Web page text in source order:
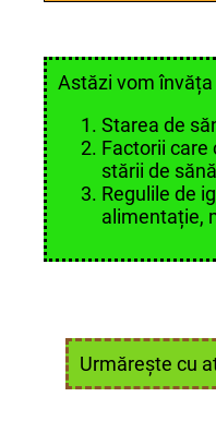
Astăzi vom învăța
Starea de
Factorii care
stării de
Regulile de
alimentație,
Urmărește cu